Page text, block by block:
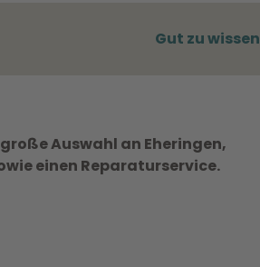
Gut zu wissen
Auswahl an Eheringen,
einen Reparaturservice.